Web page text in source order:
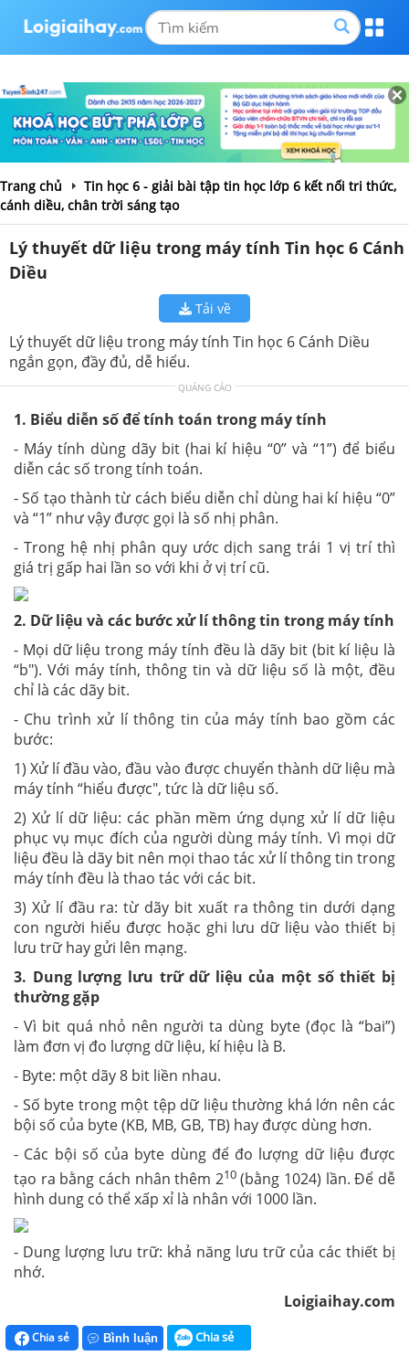
Trang chủ
Tin học 6 - giải bài tập tin học lớp 6 kết nối tri thức,
cánh diều, chân trời sáng tạo
Lý thuyết dữ liệu trong máy tính Tin học 6 Cánh
Diều
Tải về
Lý thuyết dữ liệu trong máy tính Tin học 6 Cánh Diều
ngắn gọn, đầy đủ, dễ hiểu.
QUẢNG CÁO
1. Biểu diễn số để tính toán trong máy tính
- Máy tính dùng dãy bit (hai kí hiệu “0” và “1”) để biểu
diễn các số trong tính toán.
- Số tạo thành từ cách biểu diễn chỉ dùng hai kí hiệu “0”
và “1” như vậy được gọi là số nhị phân.
- Trong hệ nhị phân quy ước dịch sang trái 1 vị trí thì
giá trị gấp hai lần so với khi ở vị trí cũ.
2. Dữ liệu và các bước xử lí thông tin trong máy tính
- Mọi dữ liệu trong máy tính đều là dãy bit (bit kí liệu là
“b"). Với máy tính, thông tin và dữ liệu số là một, đều
chỉ là các dãy bit.
- Chu trình xử lí thông tin của máy tính bao gồm các
bước:
1) Xử lí đầu vào, đầu vào được chuyển thành dữ liệu mà
máy tính “hiểu được", tức là dữ liệu số.
2) Xử lí dữ liệu: các phần mềm ứng dụng xử lí dữ liệu
phục vụ mục đích của người dùng máy tính. Vì mọi dữ
liệu đều là dãy bit nên mọi thao tác xử lí thông tin trong
máy tính đều là thao tác với các bit.
3) Xử lí đầu ra: từ dãy bit xuất ra thông tin dưới dạng
con người hiểu được hoặc ghi lưu dữ liệu vào thiết bị
lưu trữ hay gửi lên mạng.
3. Dung lượng lưu trữ dữ liệu của một số thiết bị
thường gặp
- Vì bit quá nhỏ nên người ta dùng byte (đọc là “bai”)
làm đơn vị đo lượng dữ liệu, kí hiệu là B.
- Byte: một dãy 8 bit liền nhau.
- Số byte trong một tệp dữ liệu thường khá lớn nên các
bội số của byte (KB, MB, GB, TB) hay được dùng hơn.
- Các bội số của byte dùng để đo lượng dữ liệu được
tạo ra bằng cách nhân thêm 210(bằng 1024) lần. Để dễ
hình dung có thể xấp xỉ là nhân với 1000 lần.
- Dung lượng lưu trữ: khả năng lưu trữ của các thiết bị
nhớ.
Loigiaihay.com
Chia sẻ Bình luận Chia sẻ